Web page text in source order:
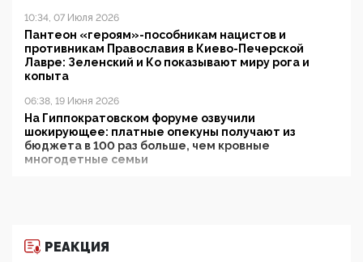
10:34, 07 Июля 2026
Пантеон «героям»-пособникам нацистов и
противникам Православия в Киево-Печерской
Лавре: Зеленский и Ко показывают миру рога и
копыта
06:38, 19 Июня 2026
На Гиппократовском форуме озвучили
шокирующее: платные опекуны получают из
бюджета в 100 раз больше, чем кровные
многодетные семьи
11:53, 09 Июня 2026
РЕАКЦИЯ